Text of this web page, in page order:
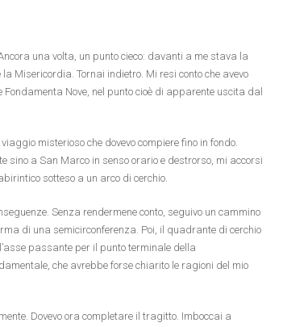
una volta, un punto cieco: davanti a me stava la
Misericordia. Tornai indietro. Mi resi conto che avevo
Nove, nel punto cioè di apparente uscita dal
misterioso che dovevo compiere fino in fondo.
sino a San Marco in senso orario e destrorso, mi accorsi
sotteso a un arco di cerchio.
Senza rendermene conto, seguivo un cammino
di una semicirconferenza. Poi, il quadrante di cerchio
passante per il punto terminale della
che avrebbe forse chiarito le ragioni del mio
Dovevo ora completare il tragitto. Imboccai a